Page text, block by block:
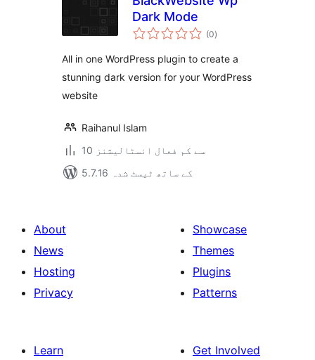
Dark Mode
(0مجموعی
درجہ
)
All in one WordPress plugin to create a
stunning dark version for your WordPress
website
Raihanul Islam
10 سے کم فعال انسٹالیشنز
5.7.16 کے ساتھ ٹیسٹ شدہ
About
News
Hosting
Privacy
Showcase
Themes
Plugins
Patterns
Learn
Get Involved